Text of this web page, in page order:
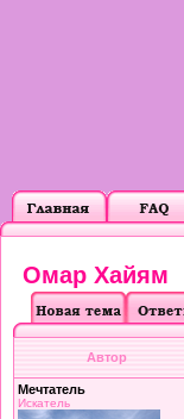
Омар Хайям
Автор
Мечтатель
Искатель